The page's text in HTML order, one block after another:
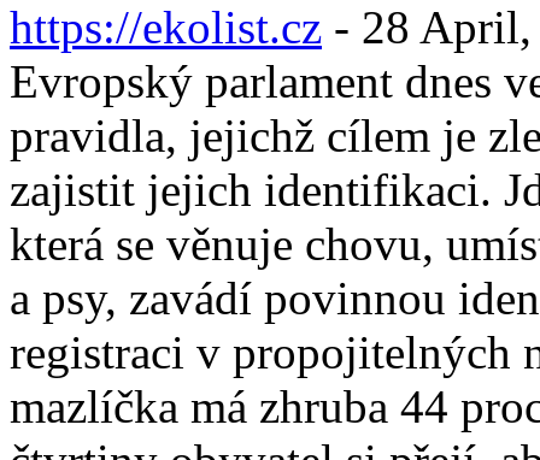
https://ekolist.cz - 28 April,
Evropský parlament dnes
pravidla, jejichž cílem je
zajistit jejich identifikaci.
která se věnuje chovu,
a psy, zavádí povinnou
registraci v propojitelných
mazlíčka má zhruba 44